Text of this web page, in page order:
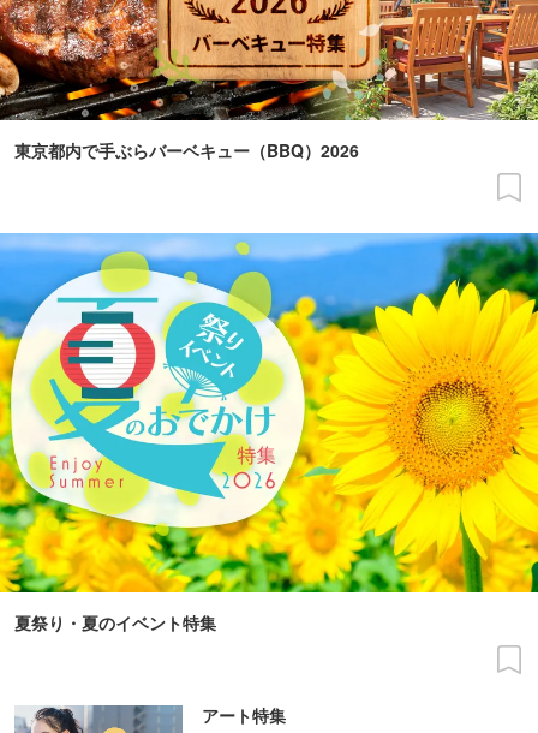
東京都内で手ぶらバーベキュー（BBQ）2026
夏祭り・夏のイベント特集
アート特集